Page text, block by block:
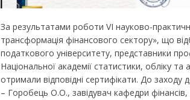
За результатами роботи VI науково-
трансформація фінансового сектору», що
податкового університету, представники
Національної академії статистики, обліку та
отримали відповідні сертифікати. До
– Горобець О.О., завідувач кафедри фінансів,